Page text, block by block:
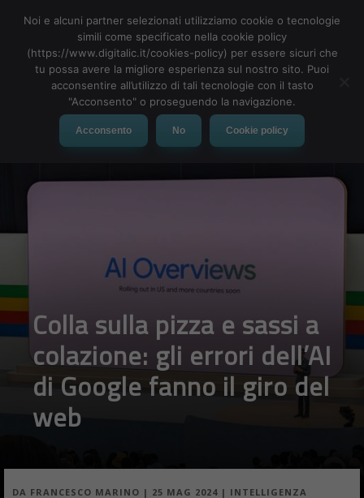
MENU
Colla sulla pizza e sassi a
colazione: gli errori dell’AI
di Google fanno il giro del
web
DA FRANCESCO MARINO | 25 MAG 2024 | INTELLIGENZA
Noi e alcuni partner selezionati utilizziamo cookie o tecnologie
simili come specificato nella cookie policy
(https://www.digitalic.it/cookies-policy) per essere sicuri che
tu possa avere la migliore esperienza sul nostro sito. Puoi
acconsentire all’utilizzo di tali tecnologie con il tasto
"Acconsento" o proseguendo la navigazione.
Acconsento No Cookie policy